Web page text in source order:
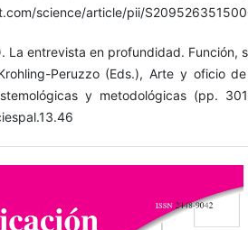
science/article/pii/
La entrevista en profundidad. Función,
Peruzzo (Eds.), Arte y oficio
y metodológicas (pp.